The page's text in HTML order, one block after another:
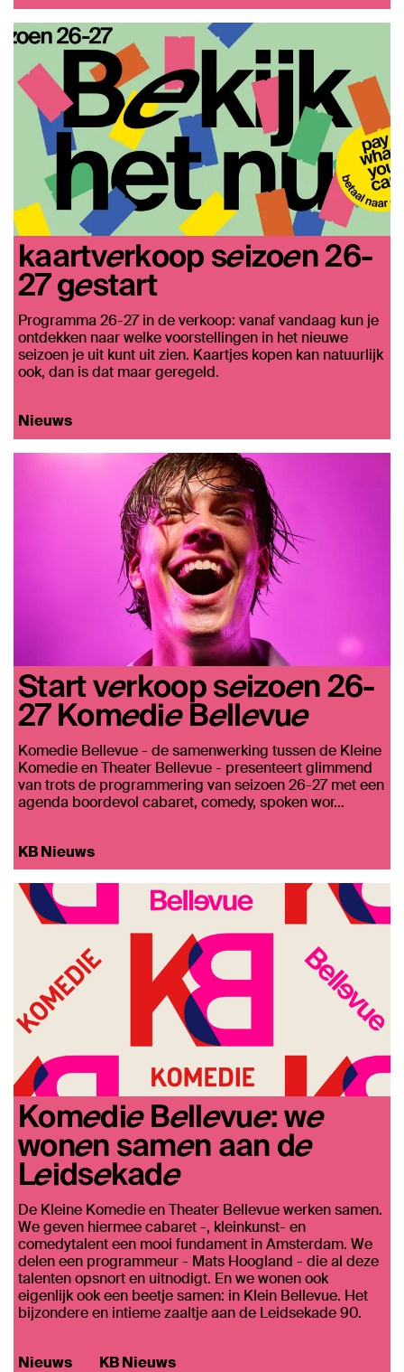
kaartverkoop seizoen 26-
27 gestart
Programma 26-27 in de verkoop: vanaf vandaag kun je
ontdekken naar welke voorstellingen in het nieuwe
seizoen je uit kunt uit zien. Kaartjes kopen kan natuurlijk
ook, dan is dat maar geregeld.
Nieuws
Start verkoop seizoen 26-
27 Komedie Bellevue
Komedie Bellevue - de samenwerking tussen de Kleine
Komedie en Theater Bellevue - presenteert glimmend
van trots de programmering van seizoen 26-27 met een
agenda boordevol cabaret, comedy, spoken wor…
KB Nieuws
Komedie Bellevue: we
wonen samen aan de
Leidsekade
De Kleine Komedie en Theater Bellevue werken samen.
We geven hiermee cabaret -, kleinkunst- en
comedytalent een mooi fundament in Amsterdam. We
delen een programmeur - Mats Hoogland - die al deze
talenten opsnort en uitnodigt. En we wonen ook
eigenlijk ook een beetje samen: in Klein Bellevue. Het
bijzondere en intieme zaaltje aan de Leidsekade 90.
Nieuws KB Nieuws